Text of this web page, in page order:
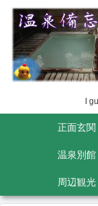
I
正面玄関
温泉別館
周辺観光